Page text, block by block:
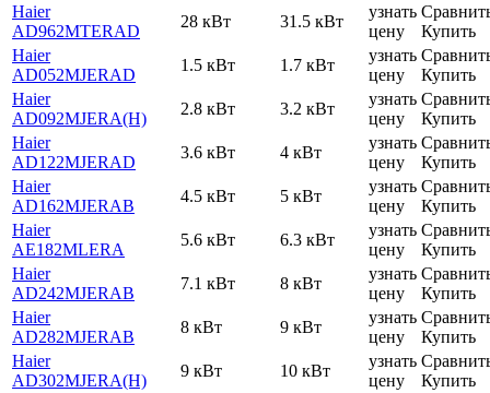
Haier
AD962MTERAD
28 кВт 31.5 кВт
узнать
цену
Купить
Haier
AD052MJERAD
1.5 кВт 1.7 кВт
узнать
цену
Купить
Haier
AD092MJERA(H)
2.8 кВт 3.2 кВт
узнать
цену
Купить
Haier
AD122MJERAD
3.6 кВт 4 кВт
узнать
цену
Купить
Haier
AD162MJERAB
4.5 кВт 5 кВт
узнать
цену
Купить
Haier
AE182MLERA
5.6 кВт 6.3 кВт
узнать
цену
Купить
Haier
AD242MJERAB
7.1 кВт 8 кВт
узнать
цену
Купить
Haier
AD282MJERAB
8 кВт 9 кВт
узнать
цену
Купить
Haier
AD302MJERA(H)
9 кВт 10 кВт
узнать
цену
Купить